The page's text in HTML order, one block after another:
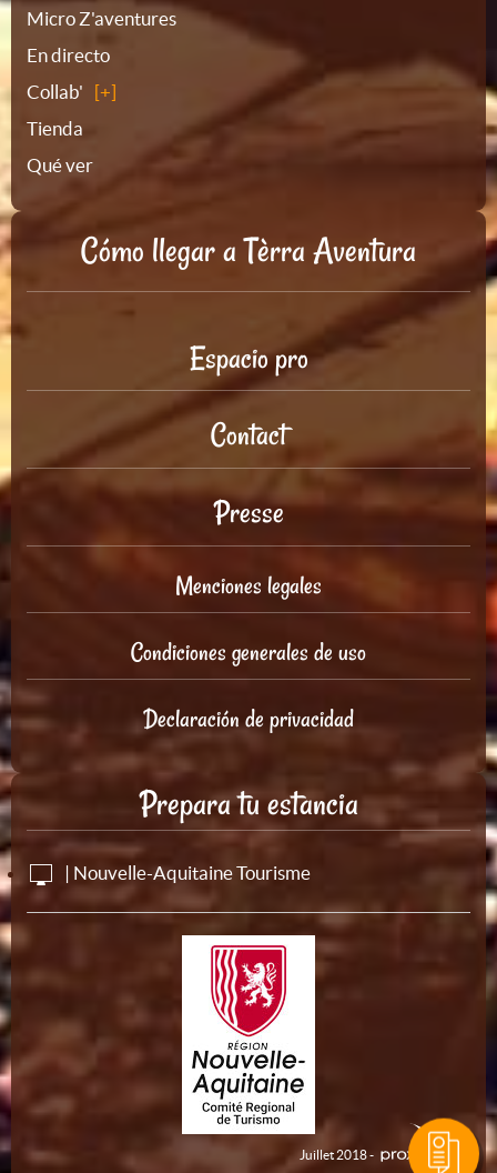
sitio
Micro Z'aventures
En directo
Collab'
Tienda
Qué ver
Cómo llegar a Tèrra Aventura
Espacio pro
Contact
Presse
Menciones legales
Condiciones generales de uso
Declaración de privacidad
Prepara tu estancia
| Nouvelle-Aquitaine Tourisme
Juillet 2018 -